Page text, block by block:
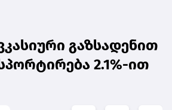
გაზსადენით
2.1%-ით